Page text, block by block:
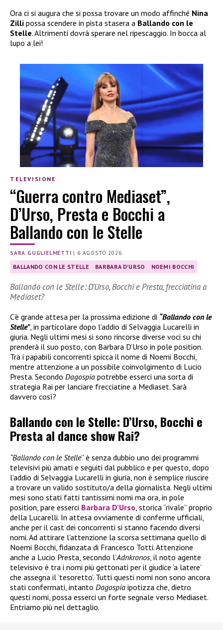
Ora ci si augura che si possa trovare un modo affinché Nina
Zilli possa scendere in pista stasera a Ballando con le
Stelle. Altrimenti dovrà sperare nel ripescaggio. In bocca al
lupo a lei!
TELEVISIONE
“Guerra contro Mediaset”,
D’Urso, Presta e Bocchi a
Ballando con le Stelle
SARA GUGLIELMETTI | 6 AGOSTO 2026
BALLANDO CON LE STELLE BARBARA D'URSO NOEMI BOCCHI
Ballando con le Stelle: D’Urso, Bocchi e Presta, frecciatina a
Mediaset?
C’è grande attesa per la prossima edizione di “Ballando con le
Stelle”, in particolare dopo l’addio di Selvaggia Lucarelli in
giuria. Negli ultimi mesi si sono rincorse diverse voci su chi
prenderà il suo posto, con Barbara D’Urso in pole position.
Tra i papabili concorrenti spicca il nome di Noemi Bocchi,
mentre attenzione a un possibile coinvolgimento di Lucio
Presta. Secondo Dagospia potrebbe esserci una sorta di
strategia Rai per lanciare frecciatine a Mediaset. Sarà
davvero così?
Ballando con le Stelle: D’Urso, Bocchi e
Presta al dance show Rai?
“Ballando con le Stelle” è senza dubbio uno dei programmi
televisivi più amati e seguiti dal pubblico e per questo, dopo
l’addio di Selvaggia Lucarelli in giuria, non è semplice riuscire
a trovare un valido sostituto/a della giornalista. Negli ultimi
mesi sono stati fatti tantissimi nomi ma ora, in pole
position, pare esserci Barbara D’Urso, storica “rivale” proprio
della Lucarelli. In attesa ovviamente di conferme ufficiali,
anche per il cast dei concorrenti si stanno facendo diversi
nomi. Ad attirare l’attenzione la scorsa settimana quello di
Noemi Bocchi, fidanzata di Francesco Totti. Attenzione
anche a Lucio Presta, secondo l’Adnkronos, il noto agente
televisivo è tra i nomi più gettonati per il giudice ‘a latere’
che assegna il ‘tesoretto’. Tutti questi nomi non sono ancora
stati confermati, intanto Dagospia ipotizza che, dietro
questi nomi, possa esserci un forte segnale verso Mediaset.
Entriamo più nel dettaglio.